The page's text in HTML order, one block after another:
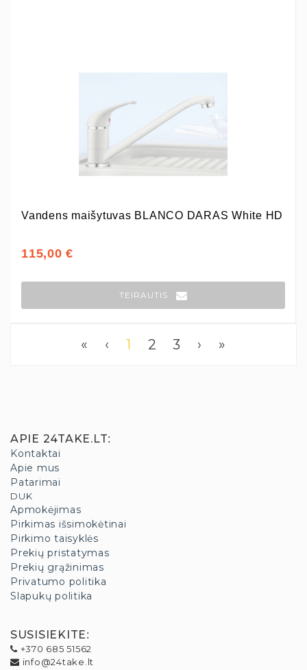
Vandens maišytuvas BLANCO DARAS White HD
115,00 €
TEIRAUTIS
« ‹ 1 2 3 › »
APIE 24TAKE.LT:
Kontaktai
Apie mus
Patarimai
DUK
Apmokėjimas
Pirkimas išsimokėtinai
Pirkimo taisyklės
Prekių pristatymas
Prekių grąžinimas
Privatumo politika
Slapukų politika
SUSISIEKITE:
+370 685 51562
info@24take.lt